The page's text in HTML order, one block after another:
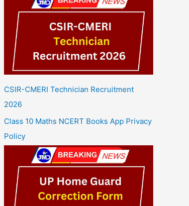
CSIR-CMERI Technician Recruitment
2026
Class 10 Maths NCERT Books App Privacy
Policy